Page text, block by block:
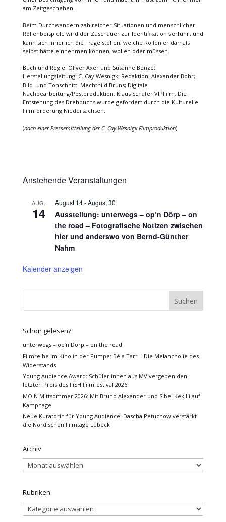
am Zeitgeschehen.
Beim Durchwandern zahlreicher Situationen und menschlicher
Rollenbeispiele wird der Zuschauer zur Identifikation verführt und
kann sich innerlich die Frage stellen, welche Rollen er damals
selbst hätte einnehmen können, wollen oder müssen.
Buch und Regie: Oliver Axer und Susanne Benze;
Herstellungsleitung: C. Cay Wesnigk; Redaktion: Alexander Bohr;
Bild- und Tonschnitt: Mechthild Bruns; Digitale
Nachbearbeitung/Postproduktion: Klaus Schäfer VIPFilm. Die
Entstehung des Drehbuchs wurde gefördert durch die Kulturelle
Filmförderung Niedersachsen.
(nach einer Pressemitteilung der C. Cay Wesnigk Filmproduktion)
Anstehende Veranstaltungen
AUG.
14
August 14-August 30
Ausstellung: unterwegs – op’n Dörp – on
the road – Fotografische Notizen zwischen
hier und anderswo von Bernd-Günther
Nahm
Kalender anzeigen
Schon gelesen?
unterwegs – op’n Dörp – on the road
Filmreihe im Kino in der Pumpe: Béla Tarr – Die Melancholie des
Widerstands
Young Audience Award: Schüler:innen aus MV vergeben den
letzten Preis des FiSH Filmfestival 2026
MOIN Mittsommer 2026: Mit Bruno Alexander und Sibel Kekilli auf
Kampnagel
Neue Kuratorin für Young Audience: Dascha Petuchow verstärkt
die Nordischen Filmtage Lübeck
Archiv
Archiv
Rubriken
Rubriken